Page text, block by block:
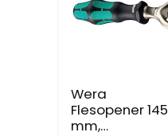
Wera
Flesopener 145
mm,